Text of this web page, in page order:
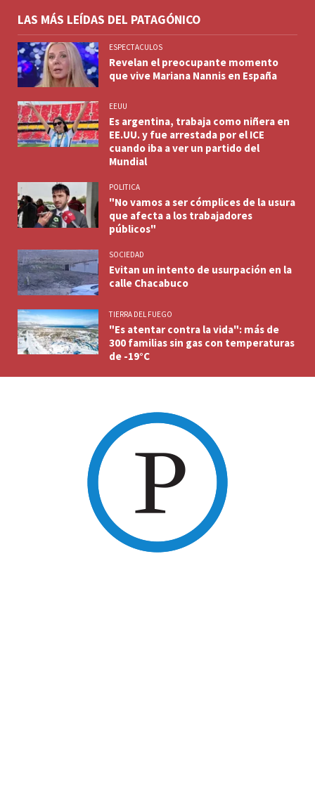
LAS MÁS LEÍDAS DEL PATAGÓNICO
ESPECTACULOS
Revelan el preocupante momento
que vive Mariana Nannis en España
EEUU
Es argentina, trabaja como niñera en
EE.UU. y fue arrestada por el ICE
cuando iba a ver un partido del
Mundial
POLITICA
"No vamos a ser cómplices de la usura
que afecta a los trabajadores
públicos"
SOCIEDAD
Evitan un intento de usurpación en la
calle Chacabuco
TIERRA DEL FUEGO
"Es atentar contra la vida": más de
300 familias sin gas con temperaturas
de -19°C